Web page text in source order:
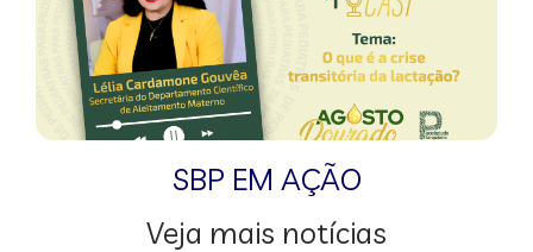
SBP EM AÇÃO
Veja mais notícias